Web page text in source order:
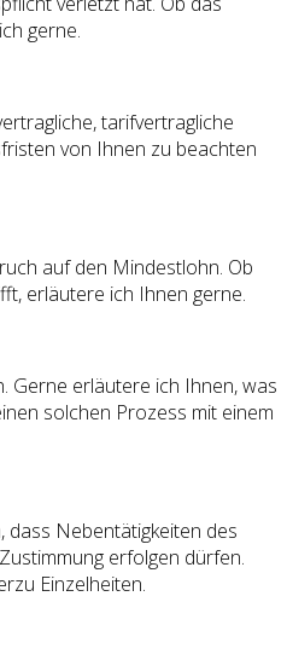
gerne.
tarifvertragliche
von Ihnen zu beachten
auf den Mindestlohn. Ob
erläutere ich Ihnen gerne.
Gerne erläutere ich Ihnen, was
solchen Prozess mit einem
dass Nebentätigkeiten des
erfolgen dürfen.
Einzelheiten.